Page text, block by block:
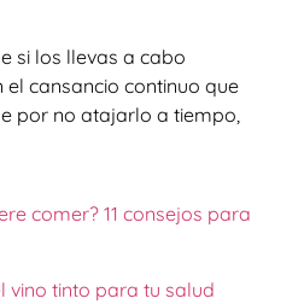
si los llevas a cabo
cansancio continuo que
por no atajarlo a tiempo,
comer? 11 consejos para
vino tinto para tu salud